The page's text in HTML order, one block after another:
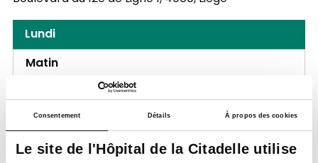
Consentement Détails À propos des cookies
Le site de l'Hôpital de la Citadelle utilise
Lundi
Matin
Mardi
Matin